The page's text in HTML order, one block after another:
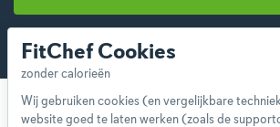
FitChef Cookies
Wij gebruiken cookies (en vergelijkbare
website goed te laten werken (zoals de